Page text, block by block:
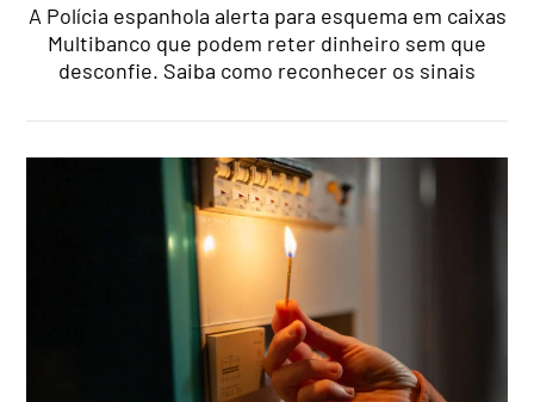
A Polícia espanhola alerta para esquema em caixas
Multibanco que podem reter dinheiro sem que
desconfie. Saiba como reconhecer os sinais